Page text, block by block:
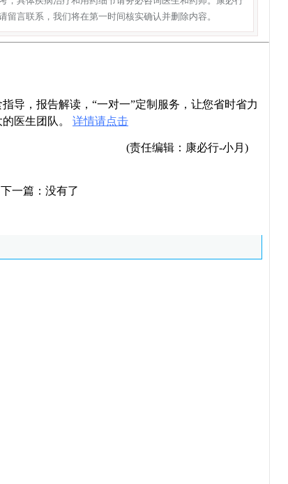
言联系，我们将在第一时间核实确认并删除内容。
导，报告解读，“一对一”定制服务，让您省时省力
医生团队。 详情请点击
(责任编辑：康必行-小月)
下一篇：没有了